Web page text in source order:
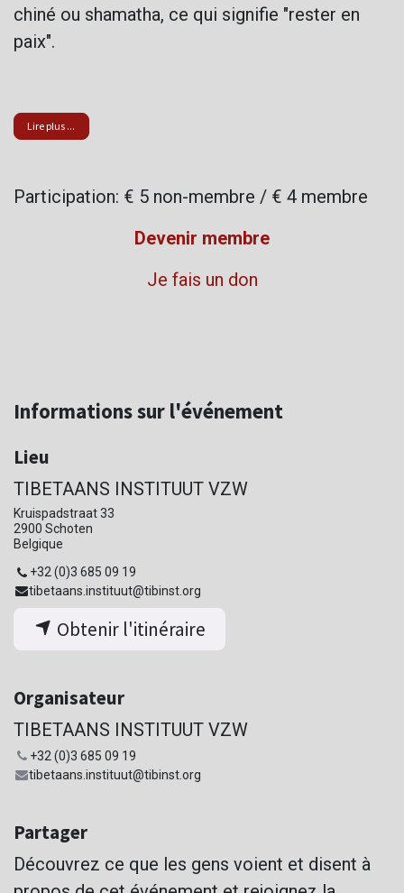
chiné ou shamatha, ce qui signifie "rester en
paix".
Lire plus ...
Participation: € 5 non-membre / € 4 membre
Devenir membre
Je fais un don
Informations sur l'événement
Lieu
TIBETAANS INSTITUUT VZW
Kruispadstraat 33
2900 Schoten
Belgique
+32 (0)3 685 09 19
tibetaans.instituut@tibinst.org
Obtenir l'itinéraire
Organisateur
TIBETAANS INSTITUUT VZW
+32 (0)3 685 09 19
tibetaans.instituut@tibinst.org
Partager
Découvrez ce que les gens voient et disent à